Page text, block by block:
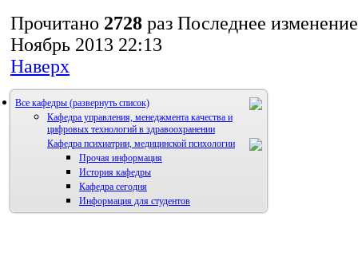
Прочитано 2728 раз Последнее
Ноябрь 2013 22:13
Наверх
Все кафедры
Кафедра управления, менеджмента качества и
цифровых технологий в здравоохранении
Кафедра психиатрии, медицинской психологии
Прочая информация
История кафедры
Кафедра сегодня
Информация для студентов